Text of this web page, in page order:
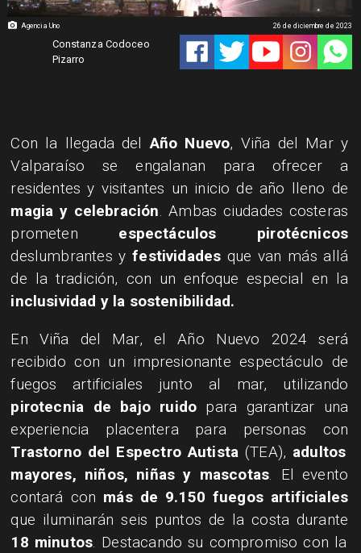
Agencia Uno
Constanza Codoceo
Pizarro
26 de diciembre de 2023
​Con la llegada delAño Nuevo, Viña del Mar y
Valparaíso se engalanan para ofrecer a
residentes y visitantes un inicio de año lleno de
magia y celebración. Ambas ciudades costeras
prometen espectáculos pirotécnicos
deslumbrantes yfestividades que van más allá
de la tradición, con un enfoque especial en la
inclusividad y la sostenibilidad.
​En Viña del Mar, el Año Nuevo 2024 será
recibido con un impresionante espectáculo de
fuegos artificiales junto al mar, utilizando
pirotecnia de bajo ruido para garantizar una
experiencia placentera para personas con
Trastorno del Espectro Autista (TEA), adultos
mayores, niños, niñas y mascotas. El evento
contará con más de 9.150 fuegos artificiales
que iluminarán seis puntos de la costa durante
18 minutos. Destacando su compromiso con la